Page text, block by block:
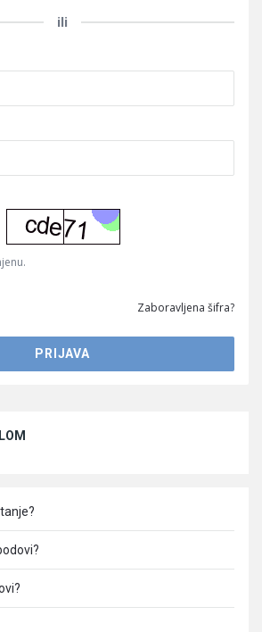
ili
Zaboravljena šifra?